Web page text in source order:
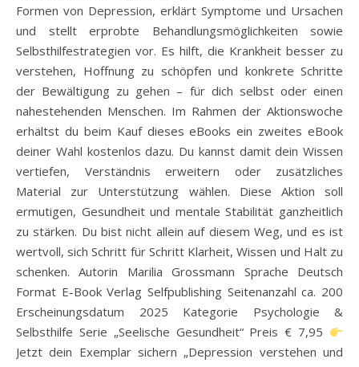
Formen von Depression, erklärt Symptome und Ursachen
und stellt erprobte Behandlungsmöglichkeiten sowie
Selbsthilfestrategien vor. Es hilft, die Krankheit besser zu
verstehen, Hoffnung zu schöpfen und konkrete Schritte
der Bewältigung zu gehen – für dich selbst oder einen
nahestehenden Menschen. Im Rahmen der Aktionswoche
erhältst du beim Kauf dieses eBooks ein zweites eBook
deiner Wahl kostenlos dazu. Du kannst damit dein Wissen
vertiefen, Verständnis erweitern oder zusätzliches
Material zur Unterstützung wählen. Diese Aktion soll
ermutigen, Gesundheit und mentale Stabilität ganzheitlich
zu stärken. Du bist nicht allein auf diesem Weg, und es ist
wertvoll, sich Schritt für Schritt Klarheit, Wissen und Halt zu
schenken. Autorin Marilia Grossmann Sprache Deutsch
Format E-Book Verlag Selfpublishing Seitenanzahl ca. 200
Erscheinungsdatum 2025 Kategorie Psychologie &
Selbsthilfe Serie „Seelische Gesundheit“ Preis € 7,95
Jetzt dein Exemplar sichern „Depression verstehen und